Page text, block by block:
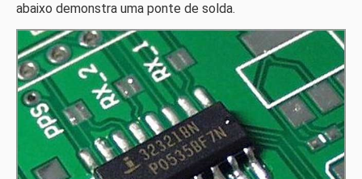
abaixo demonstra uma ponte de solda.